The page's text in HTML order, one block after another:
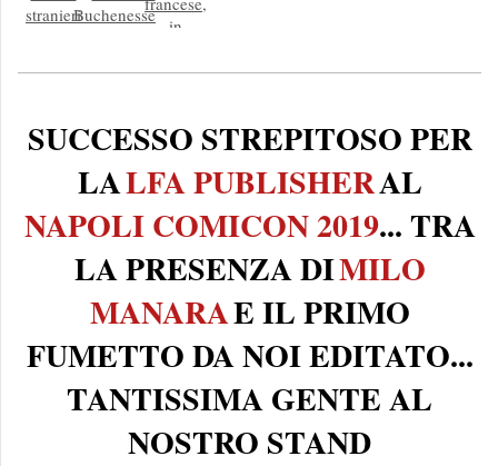
SUCCESSO STREPITOSO PER
LALFA PUBLISHERAL
NAPOLI COMICON 2019... TRA
LA PRESENZA DIMILO
MANARAE IL PRIMO
FUMETTO DA NOI EDITATO...
TANTISSIMA GENTE AL
NOSTRO STAND